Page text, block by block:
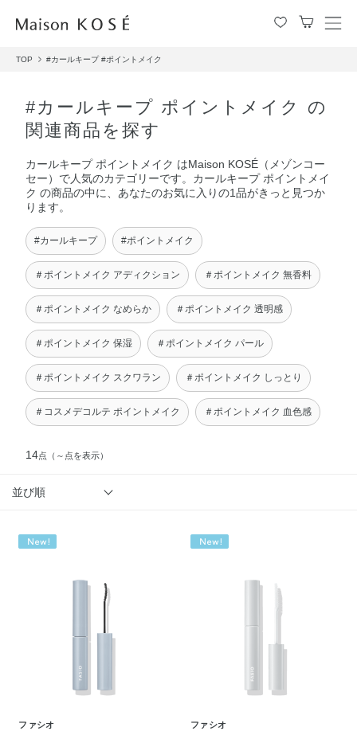
メ
TOP #カールキープ #ポイントメイク
#カールキープ ポイントメイク の
関連商品を探す
カールキープ ポイントメイク はMaison KOSÉ（メゾンコー
セー）で人気のカテゴリーです。カールキープ ポイントメイ
ク の商品の中に、あなたのお気に入りの1品がきっと見つか
ります。
#カールキープ #ポイントメイク
＃ポイントメイク アディクション ＃ポイントメイク 無香料
＃ポイントメイク なめらか ＃ポイントメイク 透明感
＃ポイントメイク 保湿 ＃ポイントメイク パール
＃ポイントメイク スクワラン ＃ポイントメイク しっとり
＃コスメデコルテ ポイントメイク ＃ポイントメイク 血色感
14点 （～点を表示）
並び順
ファシオ ファシオ